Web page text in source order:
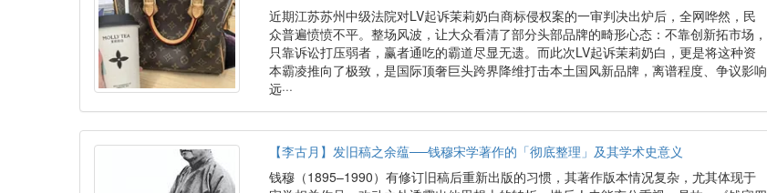
近期江苏苏州中级法院对LV起诉茉莉奶白商标侵权案的一审判决出炉后，全网哗然，民
众普遍愤愤不平。整场风波，让大众看清了部分头部品牌的畸形心态：不靠创新拓市场，
只靠诉讼打压弱者，赢者通吃的霸道尽显无遗。而此次LV起诉茉莉奶白，更是将这种资
本霸凌推向了极致，是国际顶奢巨头跨界降维打击本土国风新品牌，离谱程度、争议影响
远···
【李古月】发旧稿之余蕴──钱穆宋学著作的「彻底整理」及其学术史意义
钱穆（1895–1990）有修订旧稿后重新出版的习惯，其著作版本情况复杂，尤其体现于